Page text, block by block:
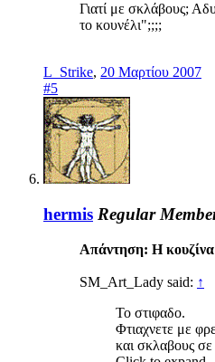
Γιατί με σκλάβους;
το κουνέλι";;;;
L_Strike, 20 Μαρτίου 2007
#5
hermis Regular
Απάντηση: Η
SM_Art_Lady said: ↑
Το στιφαδο.
Φτιαχνετε με
και σκλαβους